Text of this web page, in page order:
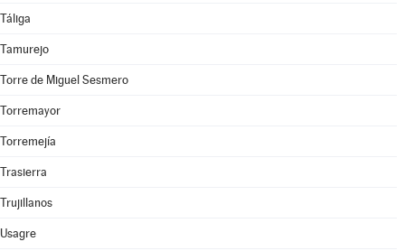
Táliga
Tamurejo
Torre de Miguel Sesmero
Torremayor
Torremejía
Trasierra
Trujillanos
Usagre